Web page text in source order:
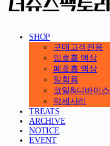
SHOP
구매고객전용
입호흡 액상
폐호흡 액상
일회용
코일&디바이스
악세사리
TREATS
ARCHIVE
NOTICE
EVENT